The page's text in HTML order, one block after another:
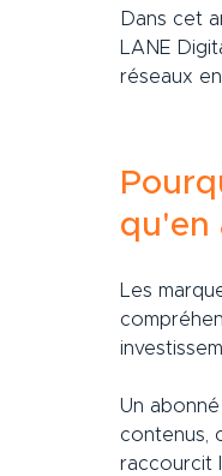
Dans cet
LANE
réseaux
qu'en
Les
Un
contenus,
raccourcit